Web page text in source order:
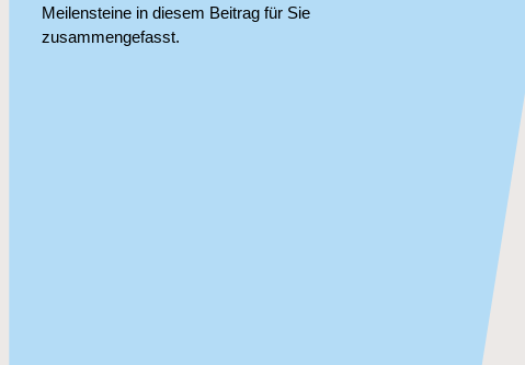
Meilensteine in diesem Beitrag für Sie
zusammengefasst.